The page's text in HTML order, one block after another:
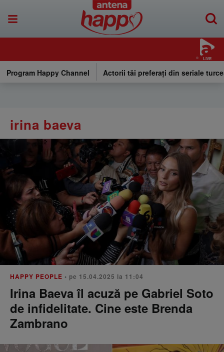
LIVE
Program Happy Channel Actorii tăi preferați din seriale
irina baeva
HAPPY PEOPLE • pe 15.04.2025 la 11:04
Irina Baeva îl acuză pe Gabriel Soto
de infidelitate. Cine este Brenda
Zambrano